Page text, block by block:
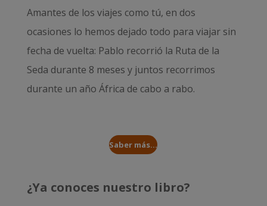
Amantes de los viajes como tú, en dos
ocasiones lo hemos dejado todo para viajar sin
fecha de vuelta: Pablo recorrió la Ruta de la
Seda durante 8 meses y juntos recorrimos
durante un año África de cabo a rabo.
Saber más...
¿Ya conoces nuestro libro?